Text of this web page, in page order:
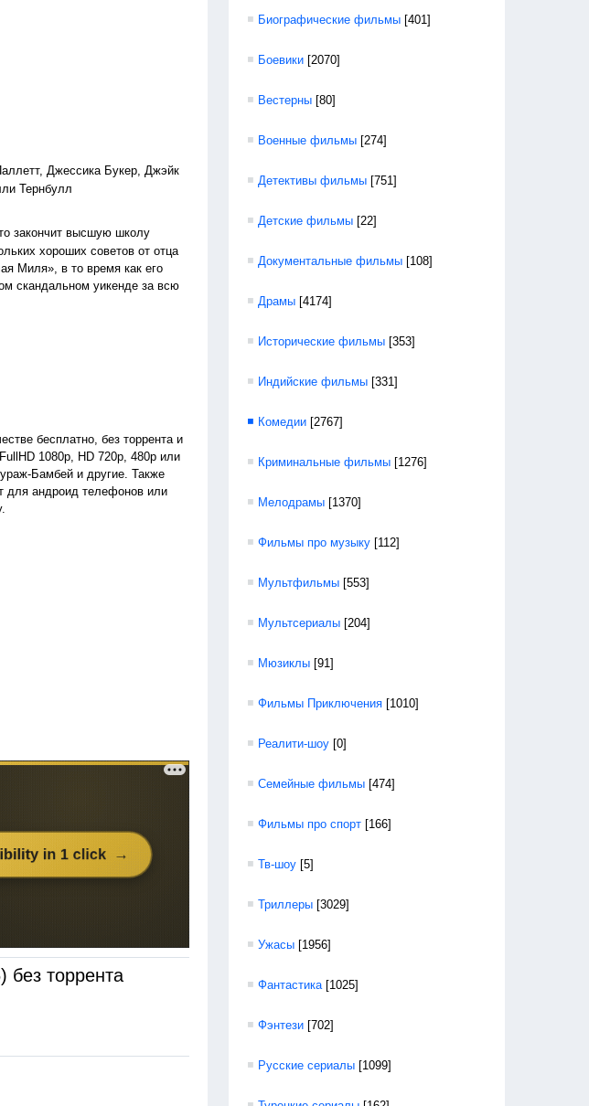
Джессика Букер, Джэйк
Тернбулл
закончит высшую школу
хороших советов от отца
Миля», в то время как его
скандальном уикенде за всю
бесплатно, без торрента и
1080p, HD 720p, 480p или
Бамбей и другие. Также
для андроид телефонов или
без торрента
Биографические фильмы [401]
Боевики [2070]
Вестерны [80]
Военные фильмы [274]
Детективы фильмы [751]
Детские фильмы [22]
Документальные фильмы [108]
Драмы [4174]
Исторические фильмы [353]
Индийские фильмы [331]
Комедии [2767]
Криминальные фильмы [1276]
Мелодрамы [1370]
Фильмы про музыку [112]
Мультфильмы [553]
Мультсериалы [204]
Мюзиклы [91]
Фильмы Приключения [1010]
Реалити-шоу [0]
Семейные фильмы [474]
Фильмы про спорт [166]
Тв-шоу [5]
Триллеры [3029]
Ужасы [1956]
Фантастика [1025]
Фэнтези [702]
Русские сериалы [1099]